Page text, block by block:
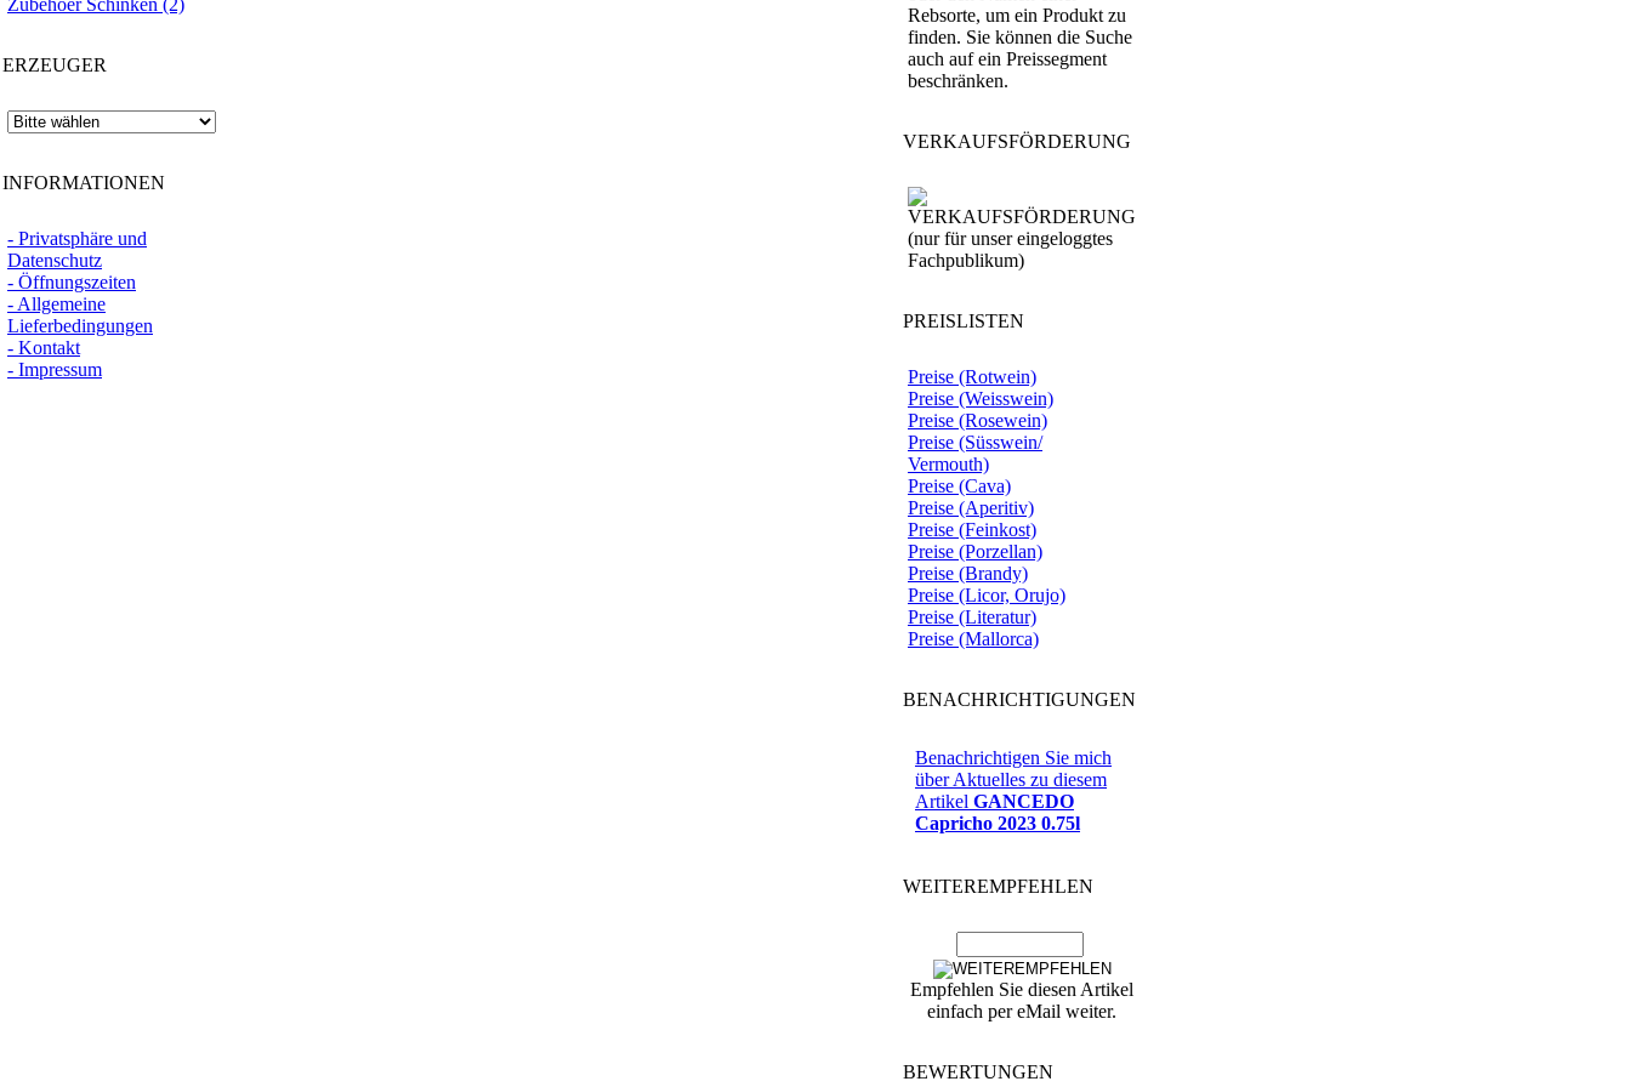
Zubehoer Schinken (2)
ERZEUGER
INFORMATIONEN
- Privatsphäre und
Datenschutz
- Öffnungszeiten
- Allgemeine
Lieferbedingungen
- Kontakt
- Impressum
Rebsorte, um ein Produkt zu
finden. Sie können die Suche
auch auf ein Preissegment
beschränken.
VERKAUFSFÖRDERUNG
(nur für unser eingeloggtes
Fachpublikum)
PREISLISTEN
Preise (Rotwein)
Preise (Weisswein)
Preise (Rosewein)
Preise (Süsswein/
Vermouth)
Preise (Cava)
Preise (Aperitiv)
Preise (Feinkost)
Preise (Porzellan)
Preise (Brandy)
Preise (Licor, Orujo)
Preise (Literatur)
Preise (Mallorca)
BENACHRICHTIGUNGEN
Benachrichtigen Sie mich
über Aktuelles zu diesem
Artikel GANCEDO
Capricho 2023 0.75l
WEITEREMPFEHLEN
Empfehlen Sie diesen Artikel
einfach per eMail weiter.
BEWERTUNGEN